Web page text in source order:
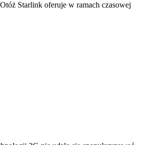
Starlink oferuje w ramach czasowej